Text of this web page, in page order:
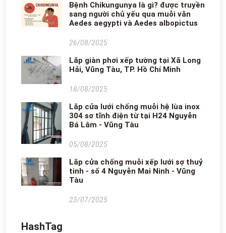
Bệnh Chikungunya là gì? được truyền
sang người chủ yếu qua muỗi vằn
Aedes aegypti và Aedes albopictus
26/08/2025
Lắp giàn phơi xếp tường tại Xã Long
Hải, Vũng Tàu, TP. Hồ Chí Minh
18/08/2025
Lắp cửa lưới chống muỗi hệ lùa inox
304 sơ tĩnh điện từ tại H24 Nguyễn
Bá Lâm - Vũng Tàu
05/08/2025
Lắp cửa chống muỗi xếp lưới sợ thuỷ
tinh - số 4 Nguyễn Mai Ninh - Vũng
Tàu
23/07/2025
HashTag